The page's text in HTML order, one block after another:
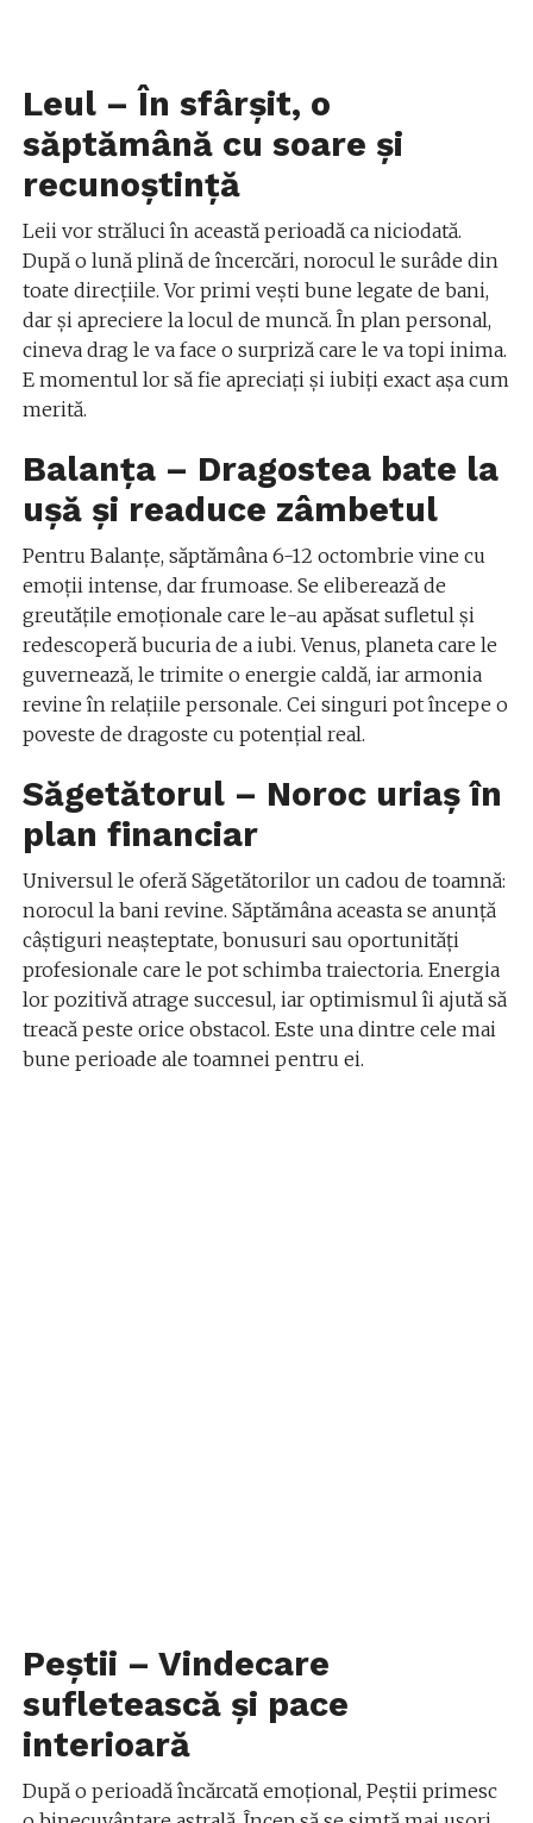
Leul – În sfârșit, o
săptămână cu soare și
recunoștință
Leii vor străluci în această perioadă ca niciodată.
După o lună plină de încercări, norocul le surâde din
toate direcțiile. Vor primi vești bune legate de bani,
dar și apreciere la locul de muncă. În plan personal,
cineva drag le va face o surpriză care le va topi inima.
E momentul lor să fie apreciați și iubiți exact așa cum
merită.
Balanța – Dragostea bate la
ușă și readuce zâmbetul
Pentru Balanțe, săptămâna 6-12 octombrie vine cu
emoții intense, dar frumoase. Se eliberează de
greutățile emoționale care le-au apăsat sufletul și
redescoperă bucuria de a iubi. Venus, planeta care le
guvernează, le trimite o energie caldă, iar armonia
revine în relațiile personale. Cei singuri pot începe o
poveste de dragoste cu potențial real.
Săgetătorul – Noroc uriaș în
plan financiar
Universul le oferă Săgetătorilor un cadou de toamnă:
norocul la bani revine. Săptămâna aceasta se anunță
câștiguri neașteptate, bonusuri sau oportunități
profesionale care le pot schimba traiectoria. Energia
lor pozitivă atrage succesul, iar optimismul îi ajută să
treacă peste orice obstacol. Este una dintre cele mai
bune perioade ale toamnei pentru ei.
Peștii – Vindecare
sufletească și pace
interioară
După o perioadă încărcată emoțional, Peștii primesc